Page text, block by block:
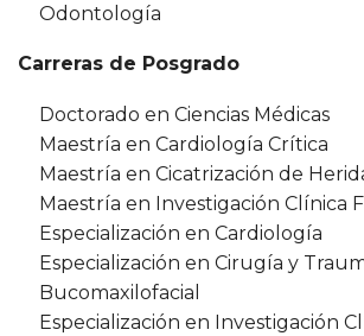
Odontología
Carreras de Posgrado
Doctorado en Ciencias Médicas
Maestría en Cardiología Crítica
Maestría en Cicatrización de
Maestría en Investigación Clínica
Especialización en Cardiología
Especialización en Cirugía y
Bucomaxilofacial
Especialización en Investigación